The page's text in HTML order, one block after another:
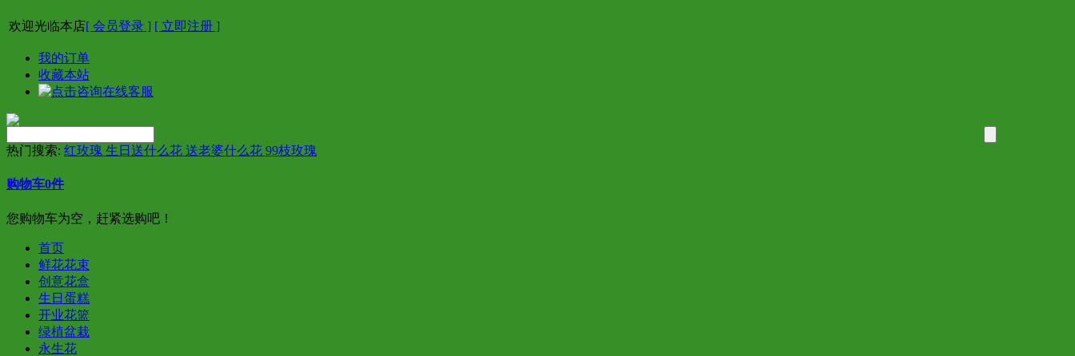
欢迎光临本店[ 会员登录 ] [ 立即注册 ]
我的订单
收藏本站
热门搜索: 红玫瑰 生日送什么花 送老婆什么花 99枝玫瑰
购物车0件
您购物车为空，赶紧选购吧！
首页
鲜花花束
创意花盒
生日蛋糕
开业花篮
绿植盆栽
永生花